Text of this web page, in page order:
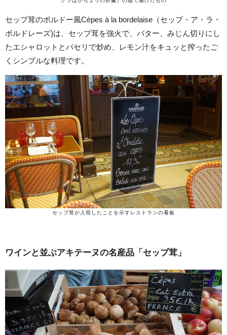
セップ茸のボルドー風Cèpes à la bordelaise（セップ・ア・ラ・
ボルドレーズ)は、セップ茸を強火で、バター、みじん切りにし
たエシャロットとパセリで炒め、レモン汁をキュッと搾ったご
くシンプルな料理です。
セップ茸が入荷したことを示すレストランの看板
ワインと並ぶアキテーヌの名産品「セップ茸」